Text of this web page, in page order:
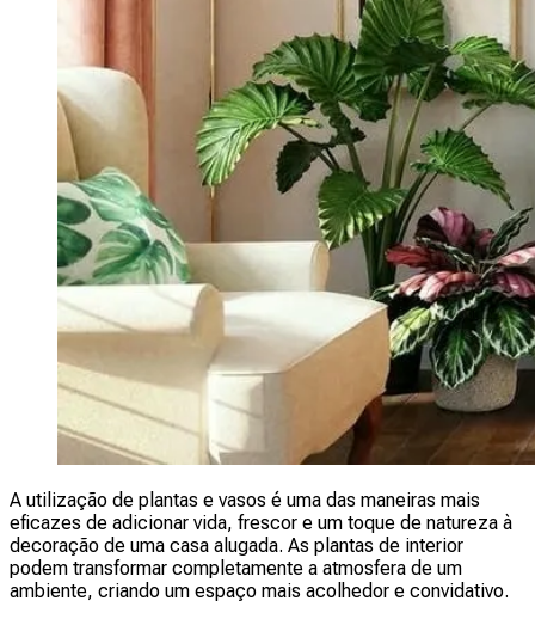
A utilização de plantas e vasos é uma das maneiras mais
eficazes de adicionar vida, frescor e um toque de natureza à
decoração de uma casa alugada. As plantas de interior
podem transformar completamente a atmosfera de um
ambiente, criando um espaço mais acolhedor e convidativo.